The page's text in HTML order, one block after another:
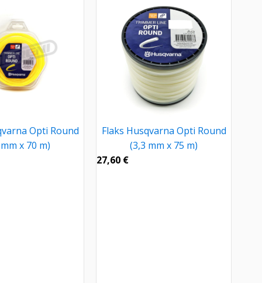
Opti Round
x 70 m)
Flaks Husqvarna Opti Round
(3,3 mm x 75 m)
27,60 €